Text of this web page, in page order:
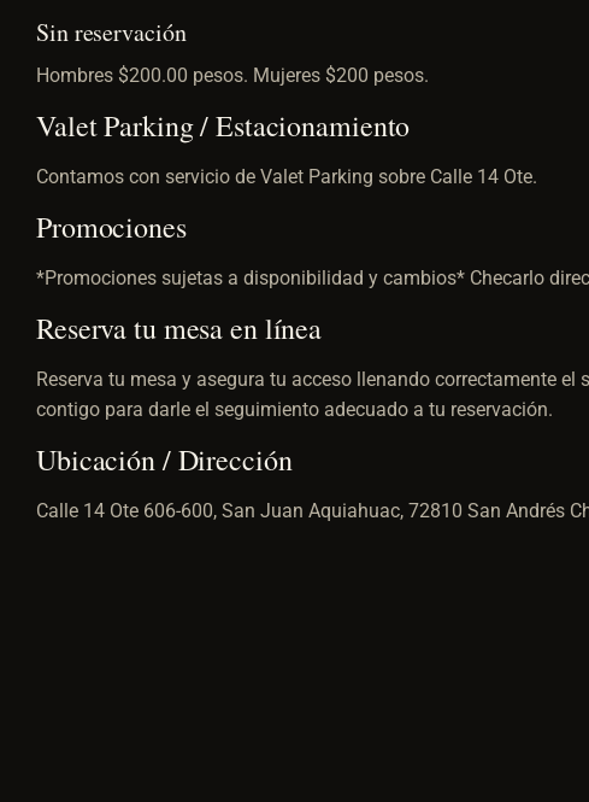
Sin reservación
Hombres $200.00 pesos. Mujeres $200 pesos.
Valet Parking / Estacionamiento
Contamos con servicio de Valet Parking sobre Calle 14 Ote.
Promociones
*Promociones sujetas a disponibilidad y cambios* Checarlo
Reserva tu mesa en línea
Reserva tu mesa y asegura tu acceso llenando correctamente
contigo para darle el seguimiento adecuado a tu reservación.
Ubicación / Dirección
Calle 14 Ote 606-600, San Juan Aquiahuac, 72810 San Andrés